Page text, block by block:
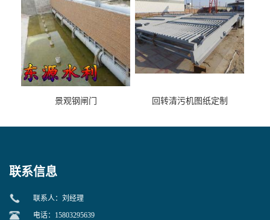
景观钢闸门 回转清污机图纸定制
联系信息
联系人：刘经理
电话：15803295639